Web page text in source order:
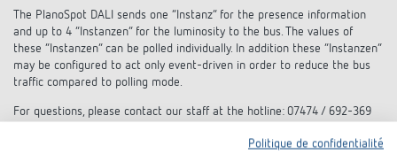
The PlanoSpot DALI sends one “Instanz” for the presence information
and up to 4 “Instanzen” for the luminosity to the bus. The values of
these “Instanzen” can be polled individually. In addition these “Instanzen”
may be configured to act only event-driven in order to reduce the bus
traffic compared to polling mode.
For questions, please contact our staff at the hotline: 07474 / 692-369
Politique de confidentialité